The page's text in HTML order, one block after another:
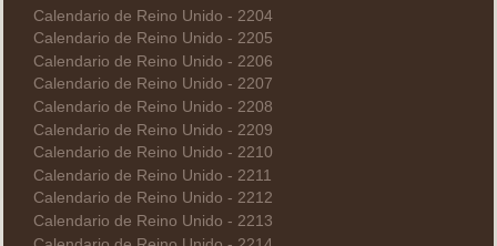
Calendario de Reino Unido - 2204
Calendario de Reino Unido - 2205
Calendario de Reino Unido - 2206
Calendario de Reino Unido - 2207
Calendario de Reino Unido - 2208
Calendario de Reino Unido - 2209
Calendario de Reino Unido - 2210
Calendario de Reino Unido - 2211
Calendario de Reino Unido - 2212
Calendario de Reino Unido - 2213